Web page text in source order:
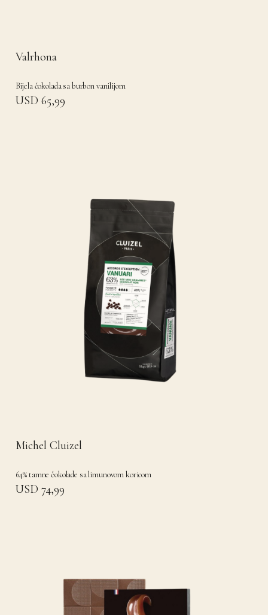
Valrhona
Bijela čokolada sa burbon vanilijom
USD 65,99
Michel Cluizel
64% tamne čokolade sa limunovom koricom
USD 74,99